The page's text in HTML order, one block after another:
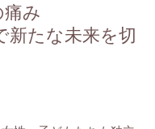
み
新たな未来を切